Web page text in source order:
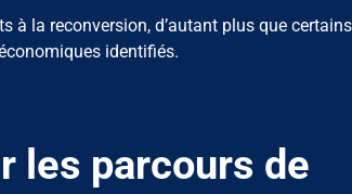
à la reconversion, d’autant plus que
identifiés.
les parcours de